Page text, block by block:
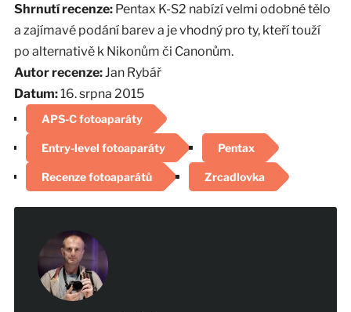
Shrnutí recenze: Pentax K-S2 nabízí velmi odobné tělo
a zajímavé podání barev a je vhodný pro ty, kteří touží
po alternativě k Nikonům či Canonům.
Autor recenze:Jan Rybář
Datum:16. srpna 2015
APS-C fotoaparáty
Entry-level fotoaparáty Pentax
Recenze fotoaparátů Zrcadlovka